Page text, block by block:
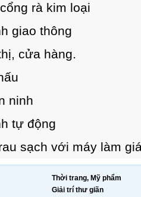
rà kim loại
giao thông
cửa hàng.
ninh
tự động
sạch với máy làm
Thời trang, Mỹ phẩm
Giải trí thư giãn